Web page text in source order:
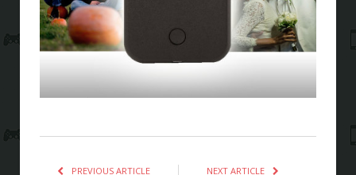
PREVIOUS ARTICLE NEXT ARTICLE